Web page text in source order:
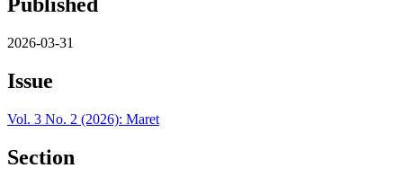
2026-03-31
Issue
Vol. 3 No. 2 (2026): Maret
Section